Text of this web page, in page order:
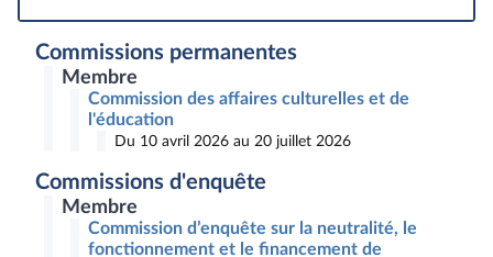
Commissions permanentes
Membre
Commission des affaires culturelles et de
l'éducation
Du 10 avril 2026 au 20 juillet 2026
Commissions d'enquête
Membre
Commission d’enquête sur la neutralité, le
fonctionnement et le financement de